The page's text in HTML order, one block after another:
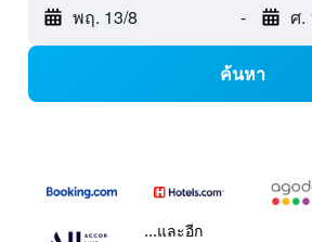
พฤ. 13/8 - ศ.
ค้นหา
...และอีก